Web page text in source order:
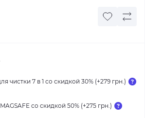
чистки 7 в 1 со скидкой 30% (+279 грн.)
со скидкой 50% (+275 грн.)